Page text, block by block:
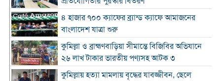
৪ হাজার ৭০০ ক্যাফের ব্র্যান্ড ক্যাফে আমাজনের
বাংলাদেশ যাত্রা শুরু
কুমিল্লা ও ব্রাহ্মণবাড়িয়া সীমান্তে বিজিবির অভিযানে
২৬ লাখ টাকার ভারতীয় পণ্যসহ আটক ৩
কুমিল্লায় হত্যা মামলায় বৃদ্ধের যাবজ্জীবন, ছেলে